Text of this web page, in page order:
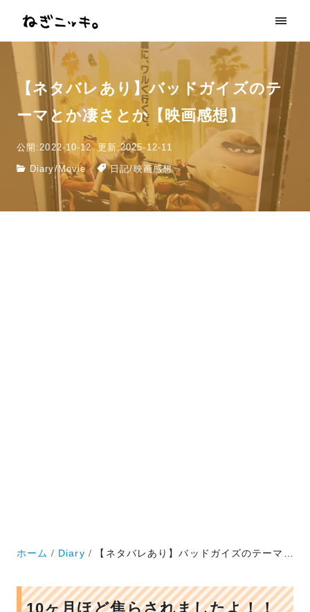
【ネタバレあり】バッドガイズのテ
ーマとか凄さとか【映画感想】
公開:2022-10-12 更新:2025-12-11
Diary/ Movie 日記/映画感想
ホーム Diary 【ネタバレあり】バッドガイズのテーマとか凄さとか【映画感想】
10ヶ月ほど焦らされましたよ！！